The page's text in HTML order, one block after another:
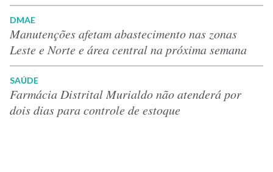
DMAE
Manutenções afetam abastecimento nas zonas
Leste e Norte e área central na próxima semana
SAÚDE
Farmácia Distrital Murialdo não atenderá por
dois dias para controle de estoque